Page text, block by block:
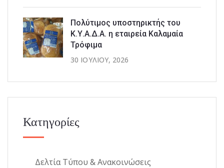
Πολύτιμος υποστηρικτής του
Κ.Υ.Α.Δ.Α. η εταιρεία Καλαμαία
Τρόφιμα
30 ΙΟΥΛΊΟΥ, 2026
Κατηγορίες
Δελτία Τύπου & Ανακοινώσεις